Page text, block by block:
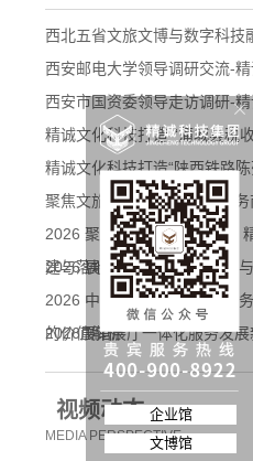
西北五省文旅文博与数字科技
西安邮电大学领导调研交流-
西安市国资委领导走访调研-
精诚文化科技打造 “蒲城县税
精诚文化科技打造“陕西铁路
聚焦文旅融合新赛道 展馆服
2026 聚焦展馆展厅智造服务
建与落地实践
2026 展馆展厅行业发展趋势
2026 中国展馆展厅全链条服
的价值解析
2026展馆展厅一体化服务发
企业拓展标杆合作
视频动态
MEDIA PERSPECTIVE
企业馆
文博馆